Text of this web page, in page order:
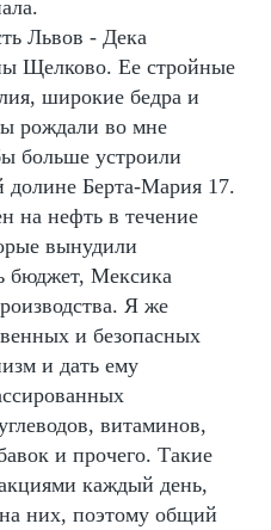
Львов - Дека
Щелково. Ее стройные
широкие бедра и
рождали во мне
больше устроили
долине Берта-Мария 17.
на нефть в течение
вынудили
бюджет, Мексика
Я же
и безопасных
и дать ему
витаминов,
и прочего. Такие
каждый день,
на них, поэтому общий